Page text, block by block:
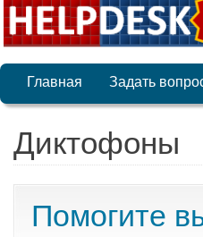
Главная Задать
Диктофоны
Помогите